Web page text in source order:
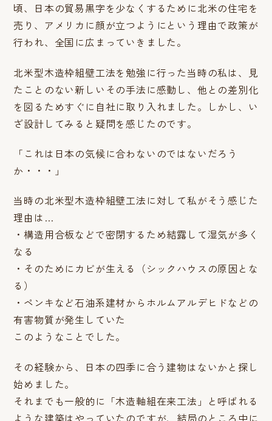
頃、日本の貿易黒字を少なくするために北米の住宅を
売り、アメリカに顔が立つようにという理由で政策が
行われ、全国に広まっていきました。
北米型木造枠組壁工法を勉強に行った当時の私は、見
たことのない新しいその手法に感動し、他との差別化
を図るためすぐに自社に取り入れました。しかし、い
ざ設計してみると疑問を感じたのです。
「これは日本の気候に合わないのではないだろう
か・・・」
当時の北米型木造枠組壁工法に対して私がそう感じた
理由は…
・構造用合板などで密閉するため結露して湿気が多く
なる
・そのためにカビが生える（シックハウスの原因とな
る）
・ペンキなど石油系建材からホルムアルデヒドなどの
有害物質が発生していた
このようなことでした。
その経験から、日本の四季に合う建物はないかと探し
始めました。
それまでも一般的に「木造軸組在来工法」と呼ばれる
ような建築はやっていたのですが、結局のところ中に